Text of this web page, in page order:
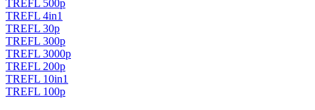
TREFL 500p
TREFL 4in1
TREFL 30p
TREFL 300p
TREFL 3000p
TREFL 200p
TREFL 10in1
TREFL 100p